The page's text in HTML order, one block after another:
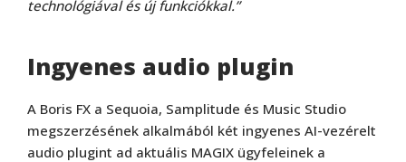
technológiával és új funkciókkal.”
Ingyenes audio plugin
A Boris FX a Sequoia, Samplitude és Music Studio
megszerzésének alkalmából két ingyenes AI-vezérelt
audio plugint ad aktuális MAGIX ügyfeleinek a